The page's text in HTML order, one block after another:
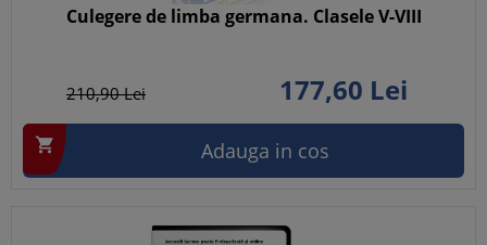
Culegere de limba germana. Clasele V-VIII
210,90Lei 177,60 Lei
 Adauga in cos